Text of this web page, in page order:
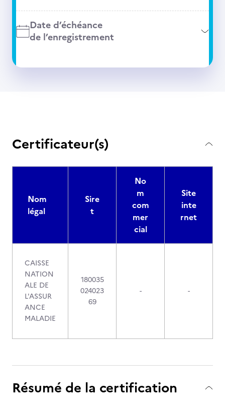
Date d’échéance
de l’enregistrement
Certificateur(s)
Nom
légal
Sire
t
No
m
com
mer
cial
Site
inte
rnet
CAISSE
NATION
ALE DE
L'ASSUR
ANCE
MALADIE
180035
024023
69
- -
Résumé de la certification